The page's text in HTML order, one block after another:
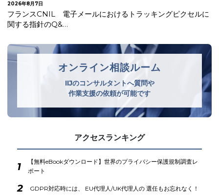
2026年8月7日
イタリア スコアリング・システムを利用した電力・ガス供
給事業者等計4社に対しGDPR…
オンライン相談ルーム
IIJのコンサルタントへ質問や
作業支援の依頼が可能です
アクセスランキング
1
【無料eBookダウンロード】世界のプライバシー保護規制調査レ
ポート
2 GDPR対応時には、 EU代理人/UK代理人の 選任もお忘れなく！